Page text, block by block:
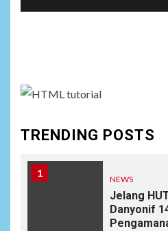
TRENDING POSTS
1
NEWS
Jelang
Danyonif